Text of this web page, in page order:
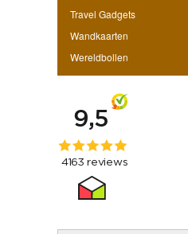
Travel Gadgets
Wandkaarten
Wereldbollen